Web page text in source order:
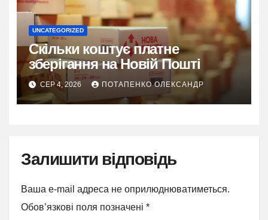
UNCATEGORIZED
Скільки коштує платне
зберігання на Новій Пошті
СЕР 4, 2026 ПОТАПЕНКО ОЛЕКСАНДР
Залишити відповідь
Ваша e-mail адреса не оприлюднюватиметься.
Обов’язкові поля позначені *